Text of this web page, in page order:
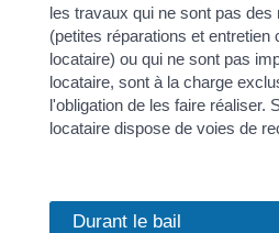
les travaux qui ne sont pas des
(petites réparations et entretien
locataire) ou qui ne sont pas
locataire, sont à la charge
l'obligation de les faire réaliser.
locataire dispose de voies de
Durant le bail